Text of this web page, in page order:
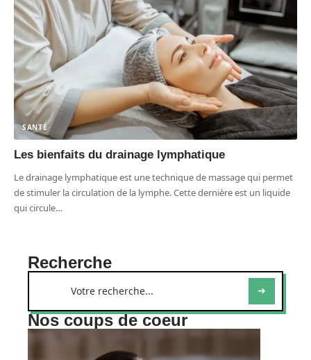
SANTÉ
Les bienfaits du drainage lymphatique
Le drainage lymphatique est une technique de massage qui permet
de stimuler la circulation de la lymphe. Cette dernière est un liquide
qui circule…
Recherche
Nos coups de coeur